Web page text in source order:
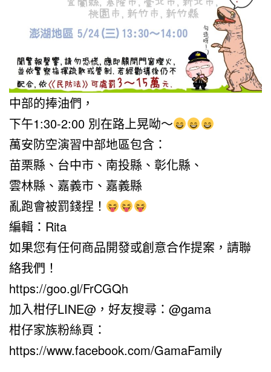
中部的捧油們，
下午1:30-2:00 別在路上晃呦～
萬安防空演習中部地區包含：
苗栗縣、台中市、南投縣、彰化縣、
雲林縣、嘉義市、嘉義縣
亂跑會被罰錢捏！
編輯：Rita
如果您有任何商品開發或創意合作提案，請聯
絡我們！
https://goo.gl/FrCGQh
加入柑仔LINE@，好友搜尋：@gama
柑仔家族粉絲頁：
https://www.facebook.com/GamaFamily